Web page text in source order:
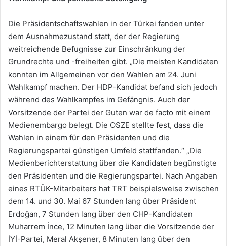
Die Präsidentschaftswahlen in der Türkei fanden unter
dem Ausnahmezustand statt, der der Regierung
weitreichende Befugnisse zur Einschränkung der
Grundrechte und -freiheiten gibt. „Die meisten Kandidaten
konnten im Allgemeinen vor den Wahlen am 24. Juni
Wahlkampf machen. Der HDP-Kandidat befand sich jedoch
während des Wahlkampfes im Gefängnis. Auch der
Vorsitzende der Partei der Guten war de facto mit einem
Medienembargo belegt. Die OSZE stellte fest, dass die
Wahlen in einem für den Präsidenten und die
Regierungspartei günstigen Umfeld stattfanden.“ „Die
Medienberichterstattung über die Kandidaten begünstigte
den Präsidenten und die Regierungspartei. Nach Angaben
eines RTÜK-Mitarbeiters hat TRT beispielsweise zwischen
dem 14. und 30. Mai 67 Stunden lang über Präsident
Erdoğan, 7 Stunden lang über den CHP-Kandidaten
Muharrem İnce, 12 Minuten lang über die Vorsitzende der
İYİ-Partei, Meral Akşener, 8 Minuten lang über den